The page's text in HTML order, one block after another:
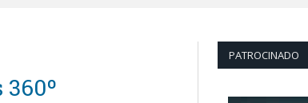
PATROCINADO